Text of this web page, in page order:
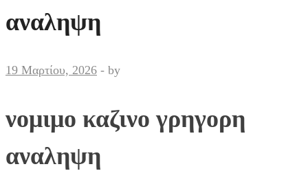
αναληψη
19 Μαρτίου, 2026 - by
νομιμο καζινο γρηγορη
αναληψη